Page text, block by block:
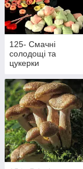
125- Смачні
солодощі та
цукерки